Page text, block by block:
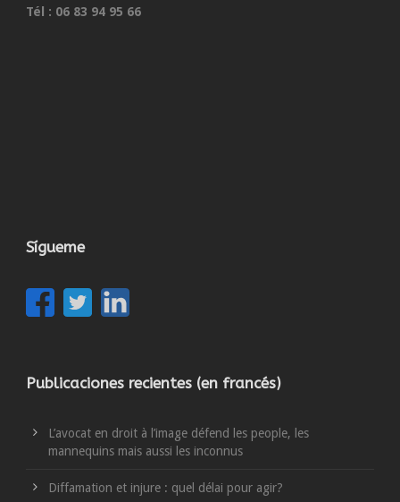
Tél : 06 83 94 95 66
Sígueme
Publicaciones recientes (en francés)
L’avocat en droit à l’image défend les people, les
mannequins mais aussi les inconnus
Diffamation et injure : quel délai pour agir?